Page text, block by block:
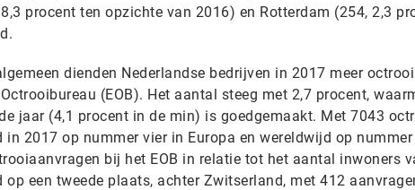
procent ten opzichte van 2016) en Rotterdam (254, 2,3
dienden Nederlandse bedrijven in 2017 meer
(EOB). Het aantal steeg met 2,7 procent,
jaar (4,1 procent in de min) is goedgemaakt. Met 7043
in 2017 op nummer vier in Europa en wereldwijd op
bij het EOB in relatie tot het aantal inwoners
op een tweede plaats, achter Zwitserland, met 412